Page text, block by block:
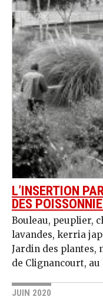
L’INSERTION
DES
Bouleau, peuplier,
lavandes, kerria
Jardin des plantes,
de Clignancourt,
JUIN 2020